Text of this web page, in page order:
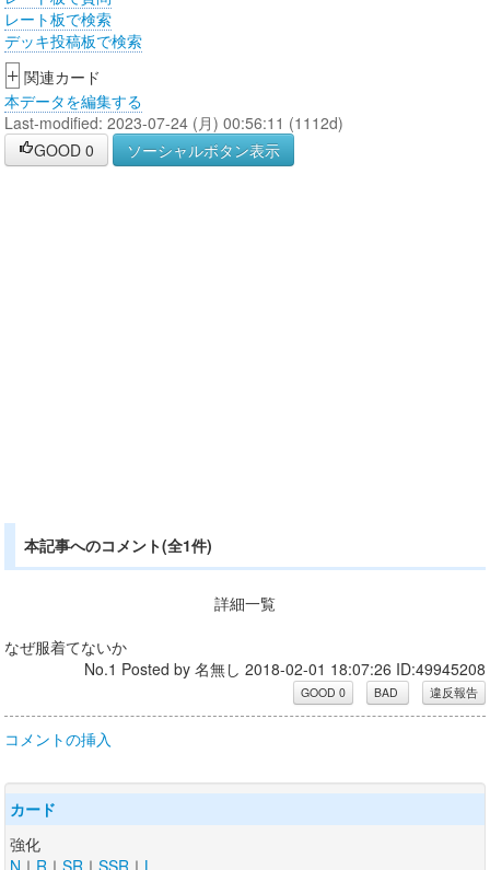
レート板で検索
デッキ投稿板で検索
+ 関連カード
本データを編集する
Last-modified: 2023-07-24 (月) 00:56:11 (1112d)
GOOD 0 ソーシャルボタン表示
本記事へのコメント(全1件)
詳細一覧
なぜ服着てないか
No.1 Posted by 名無し 2018-02-01 18:07:26 ID:49945208
コメントの挿入
カード
強化
N ｜ R ｜ SR ｜ SSR ｜ L